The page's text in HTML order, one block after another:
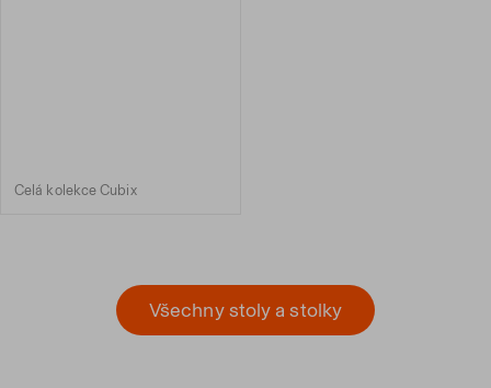
Celá kolekce Cubix
Všechny stoly a stolky